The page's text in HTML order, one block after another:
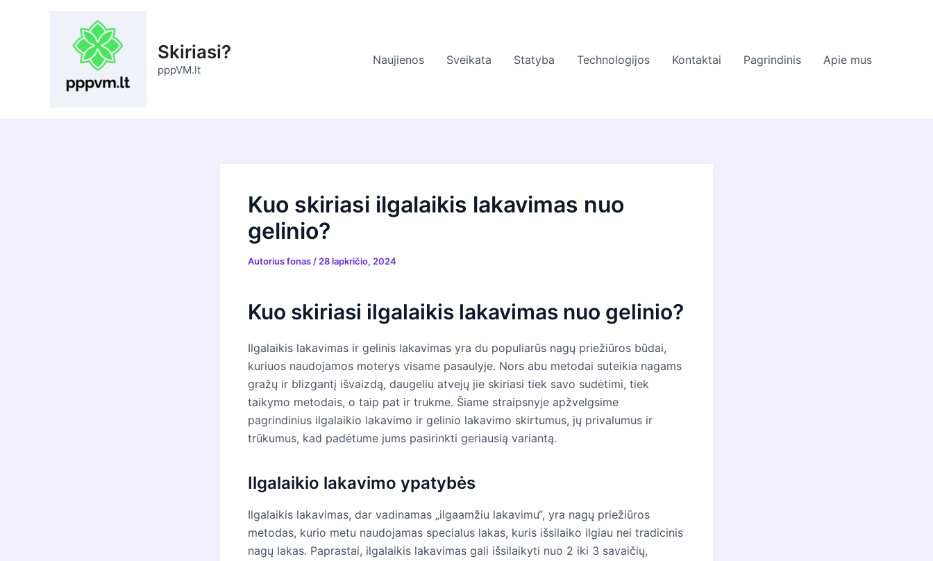
Skiriasi?
pppVM.lt
Naujienos Sveikata Statyba Technologijos Kontaktai Pagrindinis Apie mus
Kuo skiriasi ilgalaikis lakavimas nuo
gelinio?
Autoriusfonas / 28 lapkričio, 2024
Kuo skiriasi ilgalaikis lakavimas nuo gelinio?
Ilgalaikis lakavimas ir gelinis lakavimas yra du populiarūs nagų priežiūros būdai,
kuriuos naudojamos moterys visame pasaulyje. Nors abu metodai suteikia nagams
gražų ir blizgantį išvaizdą, daugeliu atvejų jie skiriasi tiek savo sudėtimi, tiek
taikymo metodais, o taip pat ir trukme. Šiame straipsnyje apžvelgsime
pagrindinius ilgalaikio lakavimo ir gelinio lakavimo skirtumus, jų privalumus ir
trūkumus, kad padėtume jums pasirinkti geriausią variantą.
Ilgalaikio lakavimo ypatybės
Ilgalaikis lakavimas, dar vadinamas „ilgaamžiu lakavimu“, yra nagų priežiūros
metodas, kurio metu naudojamas specialus lakas, kuris išsilaiko ilgiau nei tradicinis
nagų lakas. Paprastai, ilgalaikis lakavimas gali išsilaikyti nuo 2 iki 3 savaičių,